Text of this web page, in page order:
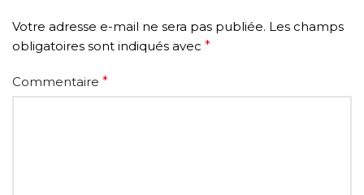
Votre adresse e-mail ne sera pas publiée. Les champs
obligatoires sont indiqués avec *
Commentaire *